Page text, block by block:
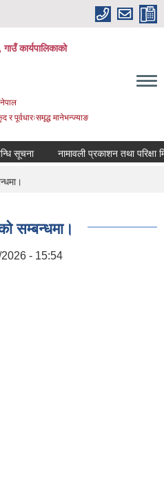
कार्यपालिकाको
पूर्वधारःसमृद्ध मानेभन्ज्याङ
सूचना नामावली प्रकाशन तथा परिक्षा
सम्बन्धमा।
- 15:54